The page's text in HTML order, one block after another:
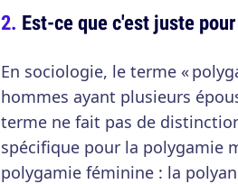
Est-ce que c'est juste
En sociologie, le terme «
hommes ayant plusieurs
terme ne fait pas de
spécifique pour la polygamie
polygamie féminine : la